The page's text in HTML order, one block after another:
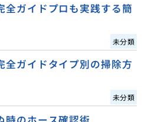
全ガイドプロも実践する簡
未分類
全ガイドタイプ別の掃除方
未分類